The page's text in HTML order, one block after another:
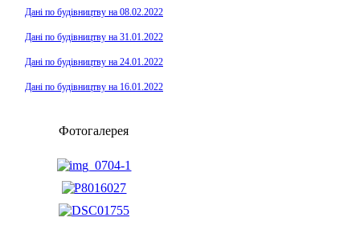
Дані по будівництву на 08.02.2022
Дані по будівництву на 31.01.2022
Дані по будівництву на 24.01.2022
Дані по будівництву на 16.01.2022
Фотогалерея